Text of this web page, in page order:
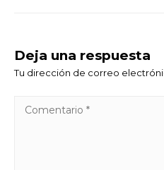
Deja una respuesta
Tu dirección de correo